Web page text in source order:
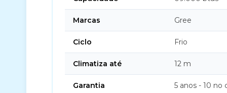
Marcas Gree
Ciclo Frio
Climatiza até 12 m
Garantia 5 anos - 10 no